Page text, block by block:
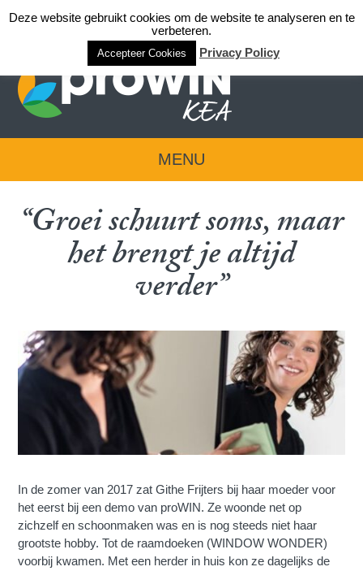
Login team KEA
MENU
“Groei schuurt soms, maar
het brengt je altijd
verder”
In de zomer van 2017 zat Githe Frijters bij haar moeder voor
het eerst bij een demo van proWIN. Ze woonde net op
zichzelf en schoonmaken was en is nog steeds niet haar
grootste hobby. Tot de raamdoeken (WINDOW WONDER)
voorbij kwamen. Met een herder in huis kon ze dagelijks de
Deze website gebruikt cookies om de website te analyseren en te
verbeteren.
Accepteer Cookies Privacy Policy